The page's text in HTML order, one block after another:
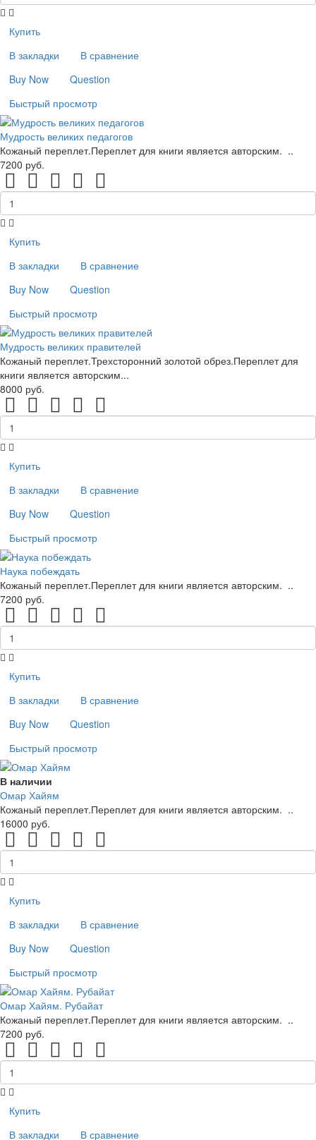
Купить
В закладки
В сравнение
Buy Now
Question
Быстрый просмотр
Мудрость великих педагогов
Кожаный переплет.Переплет для книги является авторским. ..
7200 руб.
Купить
В закладки
В сравнение
Buy Now
Question
Быстрый просмотр
Мудрость великих правителей
Кожаный переплет.Трехсторонний золотой обрез.Переплет для
книги является авторским...
8000 руб.
Купить
В закладки
В сравнение
Buy Now
Question
Быстрый просмотр
Наука побеждать
Кожаный переплет.Переплет для книги является авторским. ..
7200 руб.
Купить
В закладки
В сравнение
Buy Now
Question
Быстрый просмотр
В наличии
Омар Хайям
Кожаный переплет.Переплет для книги является авторским. ..
16000 руб.
Купить
В закладки
В сравнение
Buy Now
Question
Быстрый просмотр
Омар Хайям. Рубайат
Кожаный переплет.Переплет для книги является авторским. ..
7200 руб.
Купить
В закладки
В сравнение